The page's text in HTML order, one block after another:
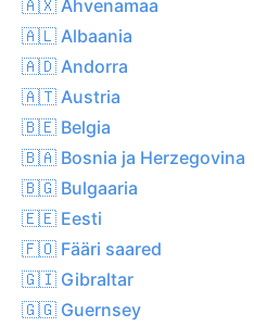
🇦🇽 Ahvenamaa
🇦🇱 Albaania
🇦🇩 Andorra
🇦🇹 Austria
🇧🇪 Belgia
🇧🇦 Bosnia ja Herzegovina
🇧🇬 Bulgaaria
🇪🇪 Eesti
🇫🇴 Fääri saared
🇬🇮 Gibraltar
🇬🇬 Guernsey